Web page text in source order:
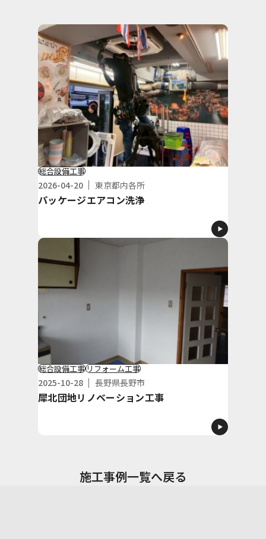
総合設備工事
2026-04-20 東京都内各所
パッケージエアコン洗浄
総合設備工事リフォーム工事
2025-10-28 長野県長野市
犀北団地リノベーション工事
施工事例一覧へ戻る